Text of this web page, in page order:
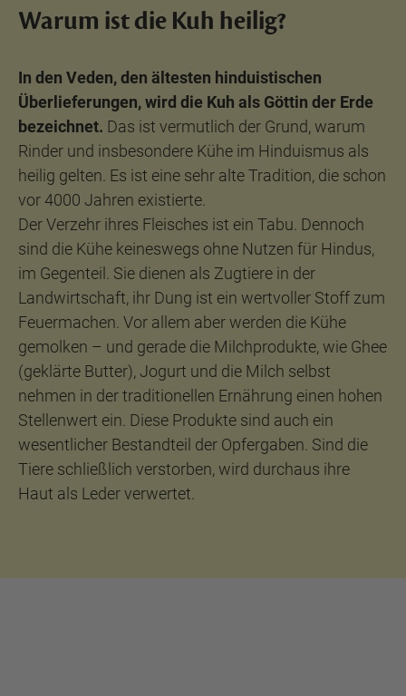
Warum ist die Kuh heilig?
In den Veden, den ältesten hinduistischen
Überlieferungen, wird die Kuh als Göttin der Erde
bezeichnet. Das ist vermutlich der Grund, warum
Rinder und insbesondere Kühe im Hinduismus als
heilig gelten. Es ist eine sehr alte Tradition, die schon
vor 4000 Jahren existierte.
Der Verzehr ihres Fleisches ist ein Tabu. Dennoch
sind die Kühe keineswegs ohne Nutzen für Hindus,
im Gegenteil. Sie dienen als Zugtiere in der
Landwirtschaft, ihr Dung ist ein wertvoller Stoff zum
Feuermachen. Vor allem aber werden die Kühe
gemolken – und gerade die Milchprodukte, wie Ghee
(geklärte Butter), Jogurt und die Milch selbst
nehmen in der traditionellen Ernährung einen hohen
Stellenwert ein. Diese Produkte sind auch ein
wesentlicher Bestandteil der Opfergaben. Sind die
Tiere schließlich verstorben, wird durchaus ihre
Haut als Leder verwertet.